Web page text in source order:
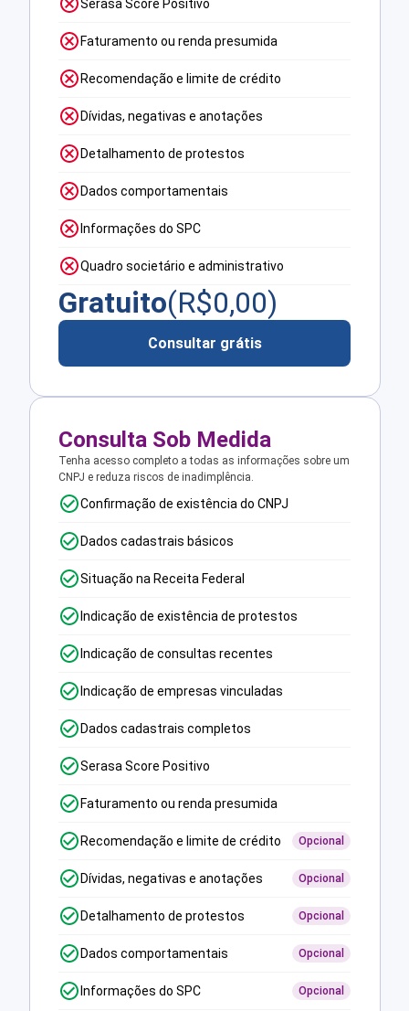
Serasa Score Positivo
Faturamento ou renda presumida
Recomendação e limite de crédito
Dívidas, negativas e anotações
Detalhamento de protestos
Dados comportamentais
Informações do SPC
Quadro societário e administrativo
Gratuito(R$0,00)
Consultar grátis
Consulta Sob Medida
Tenha acesso completo a todas as informações sobre um
CNPJ e reduza riscos de inadimplência.
Confirmação de existência do CNPJ
Dados cadastrais básicos
Situação na Receita Federal
Indicação de existência de protestos
Indicação de consultas recentes
Indicação de empresas vinculadas
Dados cadastrais completos
Serasa Score Positivo
Faturamento ou renda presumida
Recomendação e limite de crédito Opcional
Dívidas, negativas e anotações Opcional
Detalhamento de protestos Opcional
Dados comportamentais Opcional
Informações do SPC Opcional